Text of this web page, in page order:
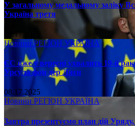
У загальному медальному заліку
Україна третя
08.17.2025
НовиниРЕГІОН УКРАЇНА
ЄС вже у вересні ухвалить 19-й
Урсула фон дер Ляєн
08.17.2025
Новини РЕГІОН УКРАЇНА
Завтра презентуємо план дій